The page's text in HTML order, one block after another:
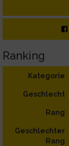
Ranking
Kategorie
Geschlecht
Rang
Geschlechter
Rang